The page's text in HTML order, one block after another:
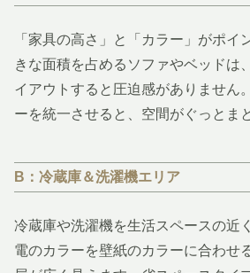
「家具の高さ」と「カラー」がポイ
きな面積を占めるソファやベッドは
イアウトすると圧迫感がありません
ーを統一させると、空間がぐっとま
B：冷蔵庫＆洗濯機エリア
冷蔵庫や洗濯機を生活スペースの近
電のカラーを壁紙のカラーに合わせ